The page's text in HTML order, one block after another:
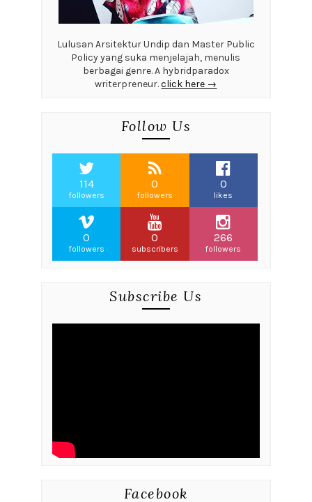
Lulusan Arsitektur Undip dan Master Public
Policy yang suka menjelajah, menulis
berbagai genre. A hybridparadox
writerpreneur.click here →
Follow Us
114
followers
0
followers
0
likes
0
followers
0
subscribers
266
followers
Subscribe Us
Facebook